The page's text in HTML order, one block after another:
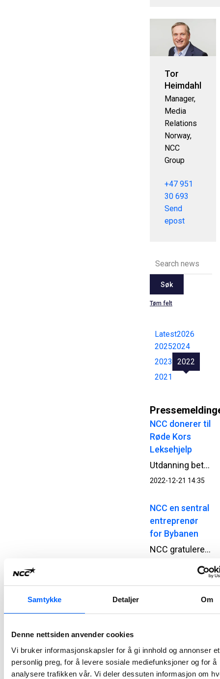
Samtykke Detaljer Om
Denne nettsiden anvender cookies
Vi bruker informasjonskapsler for å gi innhold og annonser et
personlig preg, for å levere sosiale mediefunksjoner og for å
analysere trafikken vår. Vi deler dessuten informasjon om
Tor
Heimdahl
Manager,
Media
Relations
Norway,
NCC
Group
+47 951
30 693
Send
epost
Søk
Tøm felt
Latest2026
20252024
2023
2022
2021
NCC donerer til
Røde Kors
Leksehjelp
Utdanning betyr noe. Og like muligheter til å lykkes er viktig. NCC er en kunnskapsbedrift og vi ønsker å bidra til at enda flere kan utnytte sitt potensial. Et tilbud om gratis leksehjelp er viktig for mange og bidrar til at flere lykkes på skolen.
2022-12-21 14:35
NCC en sentral
entreprenør
for Bybanen
NCC gratulerer Bergen med dagens åpning av Bybanens linje 2 fra Bergen sentrum til Fyllingsdalen. Dermed har NCC levert sitt ellevte Bybane-prosjekt, og har samlet gjennomført arbeider for Bybanen Utbygging for i overkant av tre MRD NOK.
2022-11-21 10:01
mållinjen langt
foran skjema